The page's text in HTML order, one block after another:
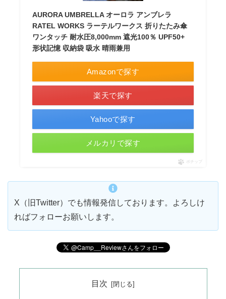
AURORA UMBRELLA オーロラ アンブレラ
RATEL WORKS ラーテルワークス 折りたたみ傘
ワンタッチ 耐水圧8,000mm 遮光100％ UPF50+
形状記憶 収納袋 吸水 晴雨兼用
Amazonで探す
楽天で探す
Yahooで探す
メルカリで探す
ポチップ
X（旧Twitter）でも情報発信しております。よろしけ
ればフォローお願いします。
目次